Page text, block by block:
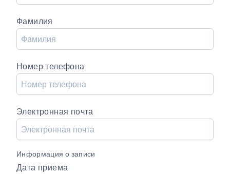
Фамилия
Номер телефона
Электронная почта
Информация о записи
Дата приема